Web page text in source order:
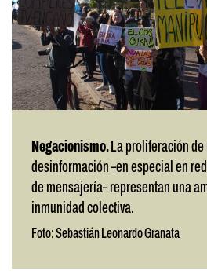
Negacionismo. La proliferación de
desinformación –en especial en
de mensajería– representan una
inmunidad colectiva.
Foto: Sebastián Leonardo Granata